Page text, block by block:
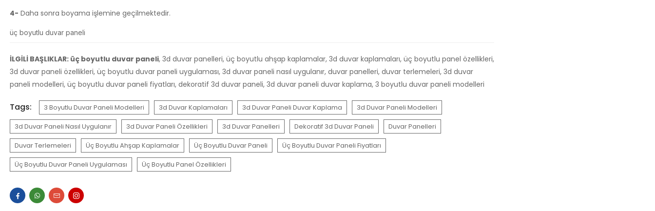
4- Daha sonra boyama işlemine geçilmektedir.
üç boyutlu duvar paneli
İLGİLİ BAŞLIKLAR: üç boyutlu duvar paneli, 3d duvar panelleri, üç boyutlu ahşap kaplamalar, 3d duvar kaplamaları, üç boyutlu panel özellikleri,
3d duvar paneli özellikleri, üç boyutlu duvar paneli uygulaması, 3d duvar paneli nasıl uygulanır, duvar panelleri, duvar terlemeleri, 3d duvar
paneli modelleri, üç boyutlu duvar paneli fiyatları, dekoratif 3d duvar paneli, 3d duvar paneli duvar kaplama, 3 boyutlu duvar paneli modelleri
Tags: 3 Boyutlu Duvar Paneli Modelleri 3d Duvar Kaplamaları 3d Duvar Paneli Duvar Kaplama 3d Duvar Paneli Modelleri
3d Duvar Paneli Nasıl Uygulanır 3d Duvar Paneli Özellikleri 3d Duvar Panelleri Dekoratif 3d Duvar Paneli Duvar Panelleri
Duvar Terlemeleri Üç Boyutlu Ahşap Kaplamalar Üç Boyutlu Duvar Paneli Üç Boyutlu Duvar Paneli Fiyatları
Üç Boyutlu Duvar Paneli Uygulaması Üç Boyutlu Panel Özellikleri